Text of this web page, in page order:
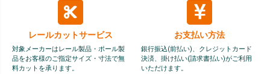
レールカットサービス
対象メーカーはレール製品・ポール製
品をお客様のご指定サイズ・寸法で無
料カットを承ります。
お支払い方法
銀行振込(前払い)、クレジットカード
決済、掛け払い(請求書払い)がご利用
いただけます。